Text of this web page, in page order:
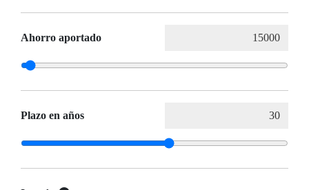
Ahorro aportado
Plazo en años